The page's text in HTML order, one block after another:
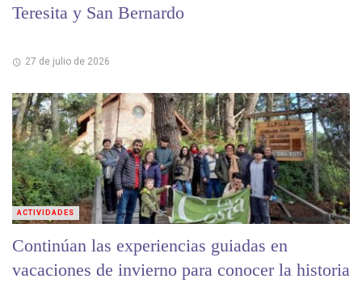
Teresita y San Bernardo
27 de julio de 2026
Continúan las experiencias guiadas en
vacaciones de invierno para conocer la historia
ACTIVIDADES